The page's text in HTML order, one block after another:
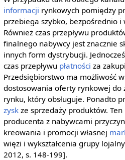
informacji rynkowych pomiędzy
przebiega szybko, bezpośrednio i
Również czas przepływu
finalnego nabywcy jest znacznie
innych form dystrybucji.
czas przepływu płatności za
Przedsiębiorstwo ma możliwość
dostosowania oferty rynkowej do
rynku, który obsługuje. Ponadto
zyskze sprzedaży produktów.
producenta z nabywcami
kreowania i promocji własnej
więzi i wykształcenia grupy
2012, s. 148-199].